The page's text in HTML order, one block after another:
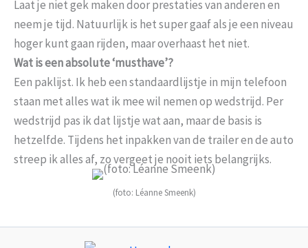
Laat je niet gek maken door prestaties van anderen en
neem je tijd. Natuurlijk is het super gaaf als je een niveau
hoger kunt gaan rijden, maar overhaast het niet.
Wat is een absolute ‘musthave’?
Een paklijst. Ik heb een standaardlijstje in mijn telefoon
staan met alles wat ik mee wil nemen op wedstrijd. Per
wedstrijd pas ik dat lijstje wat aan, maar de basis is
hetzelfde. Tijdens het inpakken van de trailer en de auto
streep ik alles af, zo vergeet je nooit iets belangrijks.
(foto: Léanne Smeenk)